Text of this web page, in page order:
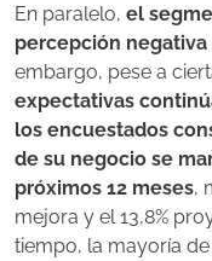
En paralelo, el
percepción negativa
embargo, pese a
expectativas
los encuestados
de su negocio se
próximos 12 meses,
mejora y el 13,8%
tiempo, la mayoría